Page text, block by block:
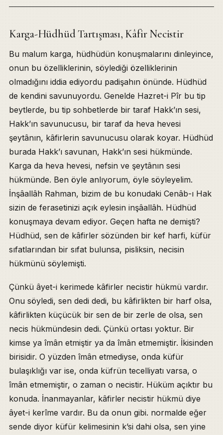
Karga-Hüdhüd Tartışması, Kâfir Necistir
Bu malum karga, hüdhüdün konuşmalarını dinleyince,
onun bu özelliklerinin, söylediği özelliklerinin
olmadığını iddia ediyordu padişahın önünde. Hüdhüd
de kendini savunuyordu. Genelde Hazret-i Pîr bu tip
beytlerde, bu tip sohbetlerde bir taraf Hakk’ın sesi,
Hakk’ın savunucusu, bir taraf da heva hevesi
şeytânın, kâfirlerin savunucusu olarak koyar. Hüdhüd
burada Hakk’ı savunan, Hakk’ın sesi hükmünde.
Karga da heva hevesi, nefsin ve şeytânın sesi
hükmünde. Ben öyle anlıyorum, öyle söyleyelim.
İnşâallâh Rahman, bizim de bu konudaki Cenâb-ı Hak
sizin de ferasetinizi açık eylesin inşâallâh. Hüdhüd
konuşmaya devam ediyor. Geçen hafta ne demişti?
Hüdhüd, sen de kâfirler sözünden bir kef harfi, küfür
sıfatlarından bir sıfat bulunsa, pisliksin, necisin
hükmünü söylemişti.
Çünkü âyet-i kerimede kâfirler necistir hükmü vardır.
Onu söyledi, sen dedi dedi, bu kâfirlikten bir harf olsa,
kâfirlikten küçücük bir sen de bir zerle de olsa, sen
necis hükmündesin dedi. Çünkü ortası yoktur. Bir
kimse ya îmân etmiştir ya da îmân etmemiştir. İkisinden
birisidir. O yüzden îmân etmediyse, onda küfür
bulaşıklığı var ise, onda küfrün tecelliyatı varsa, o
îmân etmemiştir, o zaman o necistir. Hüküm açıktır bu
konuda. İnanmayanlar, kâfirler necistir hükmü diye
âyet-i kerîme vardır. Bu da onun gibi. normalde eğer
sende diyor küfür kelimesinin k’si dahi olsa, sen yine